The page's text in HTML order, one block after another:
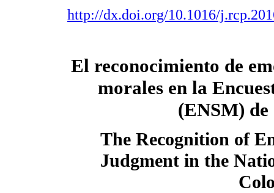
http://dx.doi.org/10.1016/
El reconocimiento de
morales en la
(ENSM)
The Recognition of
Judgment in the